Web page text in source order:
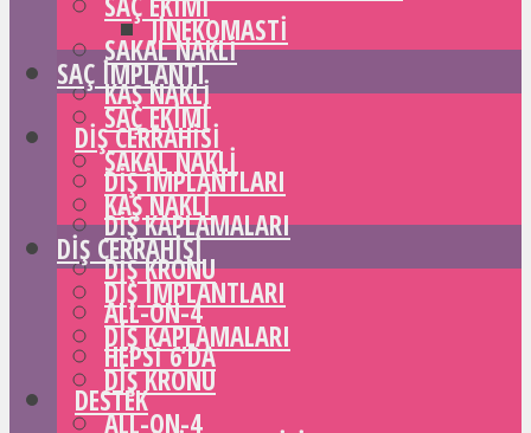
SAKAL NAKLI
KAŞ NAKLI
DIŞ CERRAHISI
DIŞ IMPLANTLARI
DIŞ KAPLAMALARI
DIŞ KRONU
ALL-ON-4
HEPSI 6’DA
DESTEK
JINEKOMASTI
SAÇ IMPLANTI
SAÇ EKIMI
SAKAL NAKLI
KAŞ NAKLI
DIŞ CERRAHISI
DIŞ IMPLANTLARI
DIŞ KAPLAMALARI
DIŞ KRONU
ALL-ON-4